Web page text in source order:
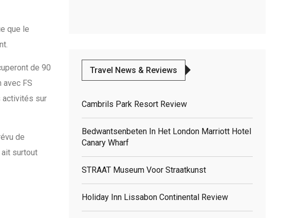
que le
de 90
avec FS
activités sur
de
ait surtout
Travel News & Reviews
Cambrils Park Resort Review
Bedwantsenbeten In Het London Marriott Hotel
Canary Wharf
STRAAT Museum Voor Straatkunst
Holiday Inn Lissabon Continental Review